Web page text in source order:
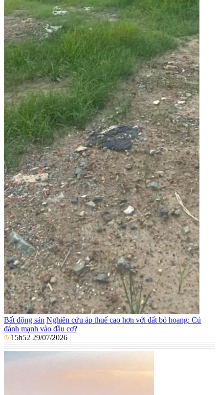
Bất động sản Nghiên cứu áp thuế cao hơn với đất bỏ hoang: Cú
đánh mạnh vào đầu cơ?
15h52 29/07/2026